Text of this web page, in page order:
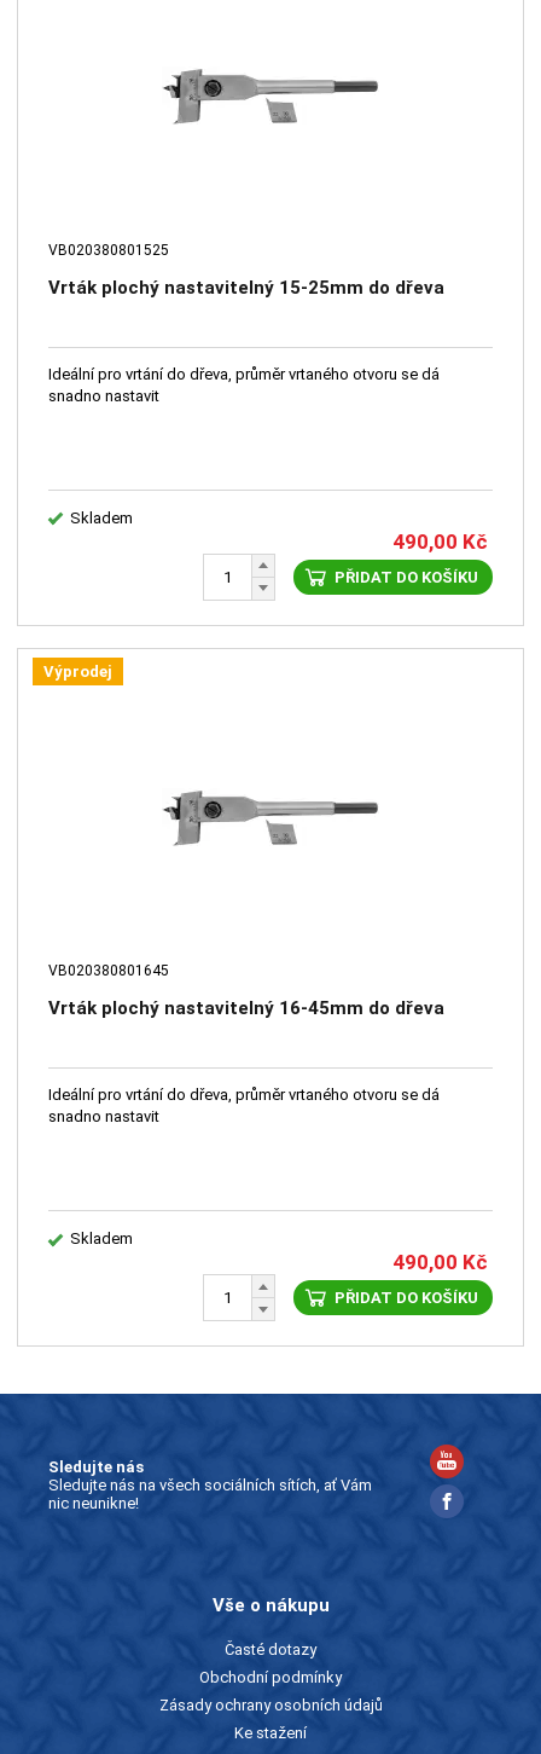
VB020380801525
Vrták plochý nastavitelný 15-25mm do dřeva
Ideální pro vrtání do dřeva, průměr vrtaného otvoru se dá
snadno nastavit
Skladem
490,00 Kč
PŘIDAT DO KOŠÍKU
Výprodej
VB020380801645
Vrták plochý nastavitelný 16-45mm do dřeva
Ideální pro vrtání do dřeva, průměr vrtaného otvoru se dá
snadno nastavit
Skladem
490,00 Kč
PŘIDAT DO KOŠÍKU
Sledujte nás
Sledujte nás na všech sociálních sítích, ať Vám
nic neunikne!
Vše o nákupu
Časté dotazy
Obchodní podmínky
Zásady ochrany osobních údajů
Ke stažení